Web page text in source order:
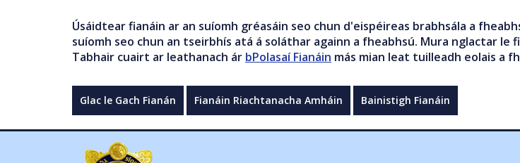
Úsáidtear fianáin ar an suíomh gréasáin seo chun d'eispéireas brabhsála a
suíomh seo chun an tseirbhís atá á soláthar againn a fheabhsú. Mura nglactar
Tabhair cuairt ar leathanach ár bPolasaí Fianáin más mian leat tuilleadh eolais a
Glac le Gach Fianán Fianáin Riachtanacha Amháin Bainistigh Fianáin